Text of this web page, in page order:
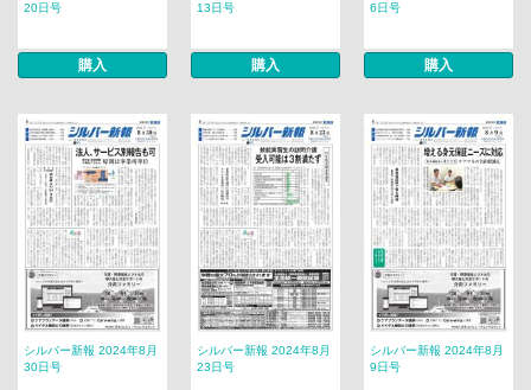
20日号
購入
13日号
購入
6日号
購入
シルバー新報 2024年8月
30日号
シルバー新報 2024年8月
23日号
シルバー新報 2024年8月
9日号